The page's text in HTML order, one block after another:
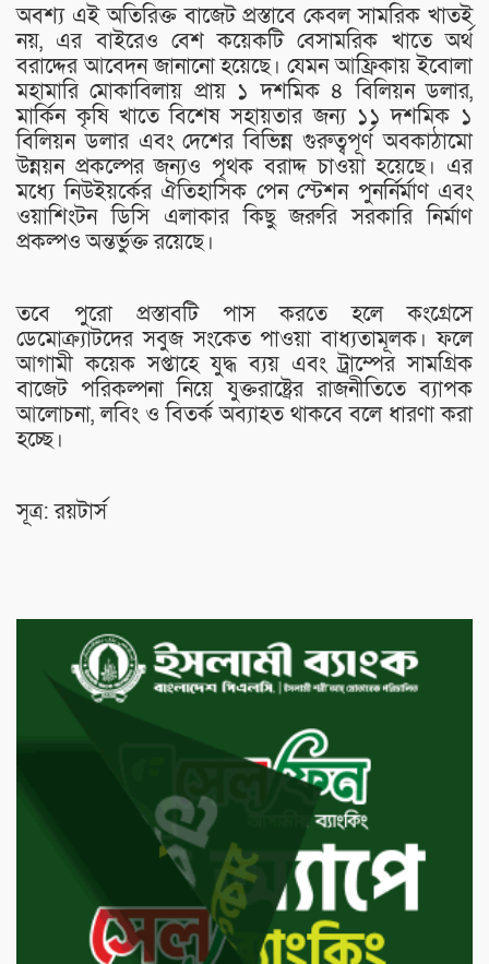
অবশ্য এই অতিরিক্ত বাজেট প্রস্তাবে কেবল সামরিক খাতই
নয়, এর বাইরেও বেশ কয়েকটি বেসামরিক খাতে অর্থ
বরাদ্দের আবেদন জানানো হয়েছে। যেমন আফ্রিকায় ইবোলা
মহামারি মোকাবিলায় প্রায় ১ দশমিক ৪ বিলিয়ন ডলার,
মার্কিন কৃষি খাতে বিশেষ সহায়তার জন্য ১১ দশমিক ১
বিলিয়ন ডলার এবং দেশের বিভিন্ন গুরুত্বপূর্ণ অবকাঠামো
উন্নয়ন প্রকল্পের জন্যও পৃথক বরাদ্দ চাওয়া হয়েছে। এর
মধ্যে নিউইয়র্কের ঐতিহাসিক পেন স্টেশন পুনর্নির্মাণ এবং
ওয়াশিংটন ডিসি এলাকার কিছু জরুরি সরকারি নির্মাণ
প্রকল্পও অন্তর্ভুক্ত রয়েছে।
তবে পুরো প্রস্তাবটি পাস করতে হলে কংগ্রেসে
ডেমোক্র্যাটদের সবুজ সংকেত পাওয়া বাধ্যতামূলক। ফলে
আগামী কয়েক সপ্তাহে যুদ্ধ ব্যয় এবং ট্রাম্পের সামগ্রিক
বাজেট পরিকল্পনা নিয়ে যুক্তরাষ্ট্রের রাজনীতিতে ব্যাপক
আলোচনা, লবিং ও বিতর্ক অব্যাহত থাকবে বলে ধারণা করা
হচ্ছে।
সূত্র: রয়টার্স